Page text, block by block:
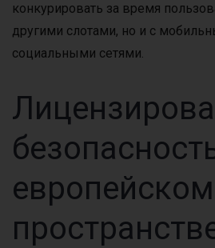
конкурировать за время
другими слотами, но и с
социальными сетями.
европейском